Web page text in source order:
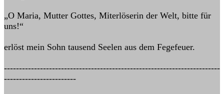
„O Maria, Mutter Gottes, Miterlöserin der Welt, bitte für
uns!“
erlöst mein Sohn tausend Seelen aus dem Fegefeuer.
------------------------------------------------------------------------
------------------------